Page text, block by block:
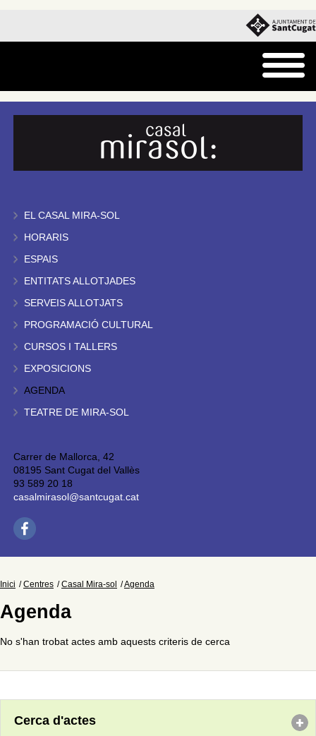
EL CASAL MIRA-SOL
HORARIS
ESPAIS
ENTITATS ALLOTJADES
SERVEIS ALLOTJATS
PROGRAMACIÓ CULTURAL
CURSOS I TALLERS
EXPOSICIONS
AGENDA
TEATRE DE MIRA-SOL
Carrer de Mallorca, 42
08195 Sant Cugat del Vallès
93 589 20 18
casalmirasol@santcugat.cat
Inici Centres Casal Mira-sol Agenda
Agenda
No s'han trobat actes amb aquests criteris de cerca
Cerca d'actes